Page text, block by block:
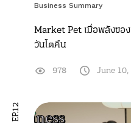
Business Summary
Market Pet เมื่อพลังขอ
วันโตคืน
978 June
EP.12